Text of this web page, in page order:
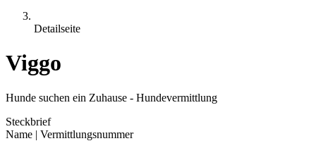
Detailseite
Viggo
Hunde suchen ein Zuhause - Hundevermittlung
Steckbrief
Name | Vermittlungsnummer